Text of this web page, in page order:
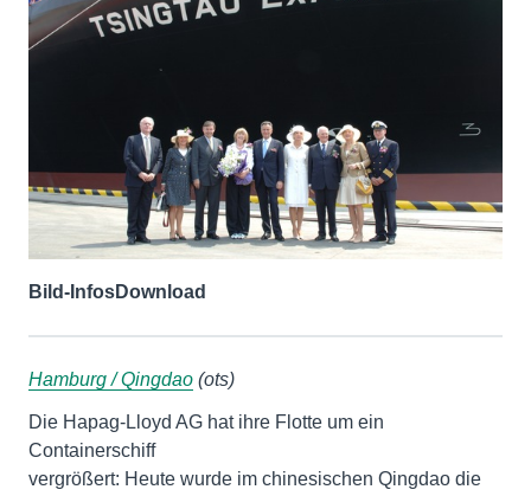
Bild-InfosDownload
Hamburg / Qingdao (ots)
Die Hapag-Lloyd AG hat ihre Flotte um ein
Containerschiff
vergrößert: Heute wurde im chinesischen Qingdao die